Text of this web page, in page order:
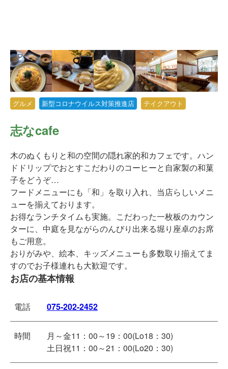
グルメ 新型コロナウイルス対策推進店 テイクアウト
志なcafe
木のぬくもりと和の空間の隠れ家的和カフェです。ハン
ドドリップでおとすこだわりのコーヒーと自家製の和菓
子をどうぞ…
フードメニューにも「和」を取り入れ、当店らしいメニ
ューを揃えております。
お得なランチタイムも実施。こだわった一枚板のカウン
ターに、中庭を見ながらのんびり出来る堀り座卓のお席
もご用意。
おりがみや、絵本、キッズメニューも多数取り揃えてま
すのでお子様連れも大歓迎です。
お店の基本情報
電話 075-202-2452
時間
月～金11：00～19：00(Lo18：30)
土日祝11：00～21：00(Lo20：30)